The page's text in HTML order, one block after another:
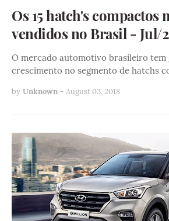
Os 15 hatch's compactos
vendidos no Brasil - Jul/
O mercado automotivo brasileiro tem
crescimento no segmento de hatchs
by Unknown - August 03, 2018